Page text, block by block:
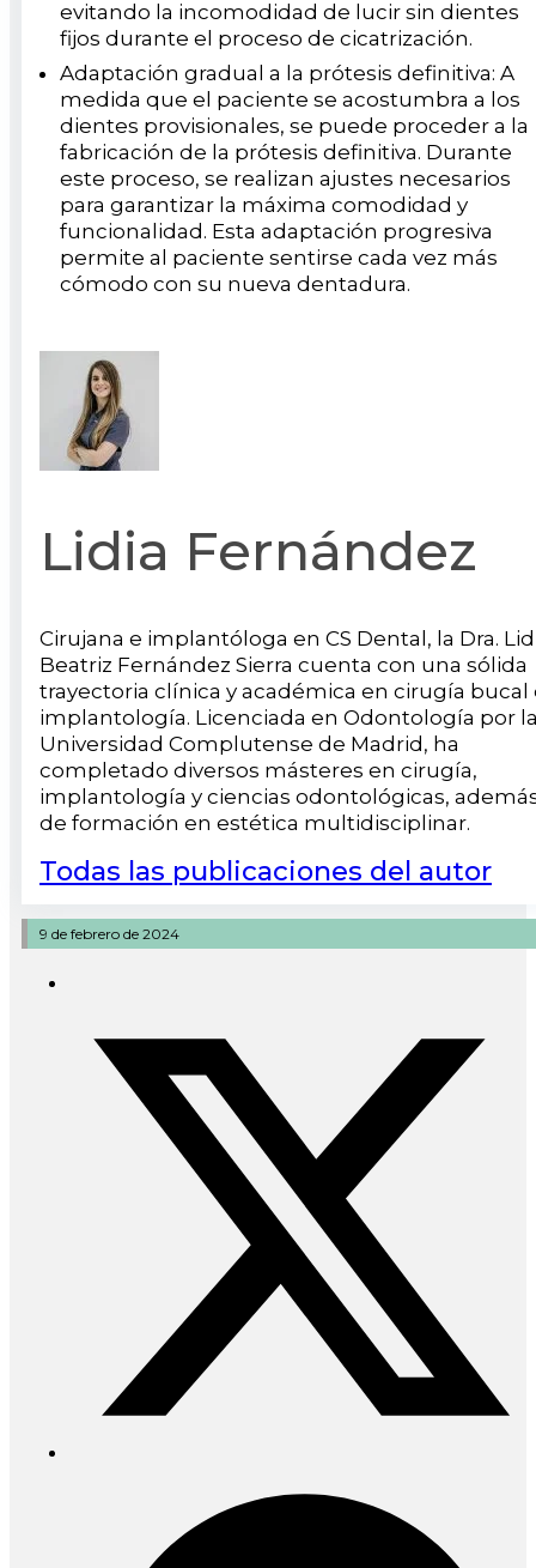
evitando la incomodidad de lucir sin dientes
fijos durante el proceso de cicatrización.
Adaptación gradual a la prótesis definitiva: A
medida que el paciente se acostumbra a los
dientes provisionales, se puede proceder a la
fabricación de la prótesis definitiva. Durante
este proceso, se realizan ajustes necesarios
para garantizar la máxima comodidad y
funcionalidad. Esta adaptación progresiva
permite al paciente sentirse cada vez más
cómodo con su nueva dentadura.
Lidia Fernández
Cirujana e implantóloga en CS Dental, la Dra.
Beatriz Fernández Sierra cuenta con una sólida
trayectoria clínica y académica en cirugía bucal
implantología. Licenciada en Odontología por
Universidad Complutense de Madrid, ha
completado diversos másteres en cirugía,
implantología y ciencias odontológicas,
de formación en estética multidisciplinar.
Todas las publicaciones del autor
9 de febrero de 2024